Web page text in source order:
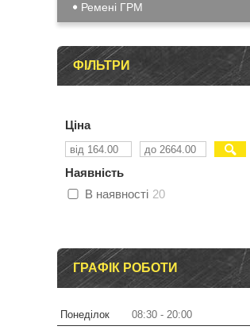
Ремені ГРМ
ФІЛЬТРИ
Ціна
Наявність
В наявності 20
ГРАФІК РОБОТИ
Понеділок 08:30
20:00